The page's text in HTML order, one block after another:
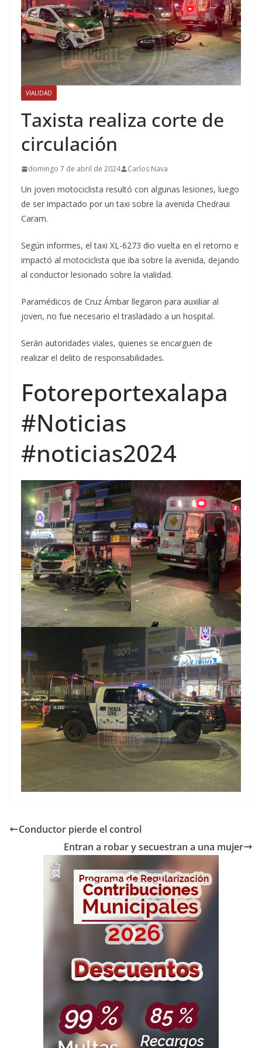
VIALIDAD
Taxista realiza corte de
circulación
domingo 7 de abril de 2024 Carlos Nava
Un joven motociclista resultó con algunas lesiones, luego
de ser impactado por un taxi sobre la avenida Chedraui
Caram.
Según informes, el taxi XL-6273 dio vuelta en el retorno e
impactó al motociclista que iba sobre la avenida, dejando
al conductor lesionado sobre la vialidad.
Paramédicos de Cruz Ámbar llegaron para auxiliar al
joven, no fue necesario el trasladado a un hospital.
Serán autoridades viales, quienes se encarguen de
realizar el delito de responsabilidades.
Fotoreportexalapa
#Noticias
#noticias2024
Conductor pierde el control
Entran a robar y secuestran a una mujer